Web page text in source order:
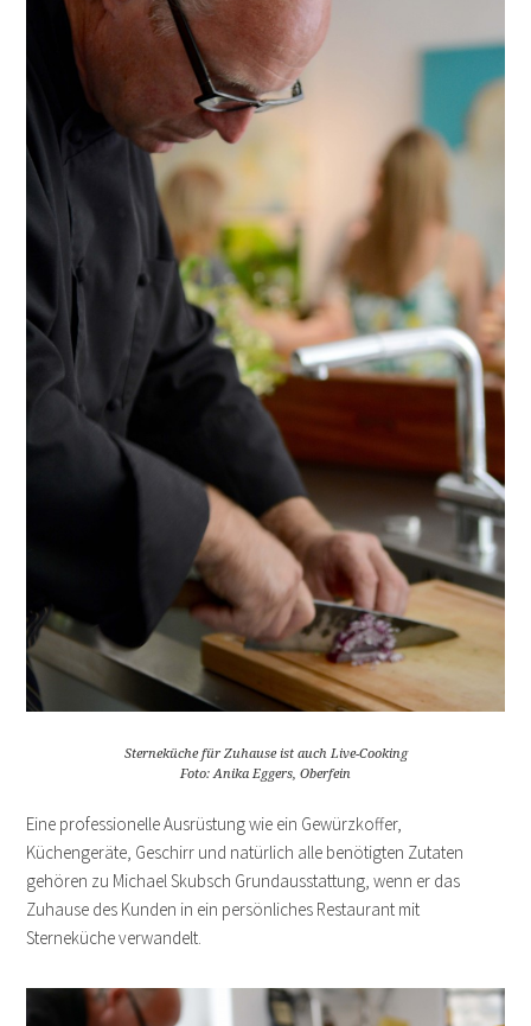
Sterneküche für Zuhause ist auch Live-Cooking
Foto: Anika Eggers, Oberfein
Eine professionelle Ausrüstung wie ein Gewürzkoffer,
Küchengeräte, Geschirr und natürlich alle benötigten Zutaten
gehören zu Michael Skubsch Grundausstattung, wenn er das
Zuhause des Kunden in ein persönliches Restaurant mit
Sterneküche verwandelt.